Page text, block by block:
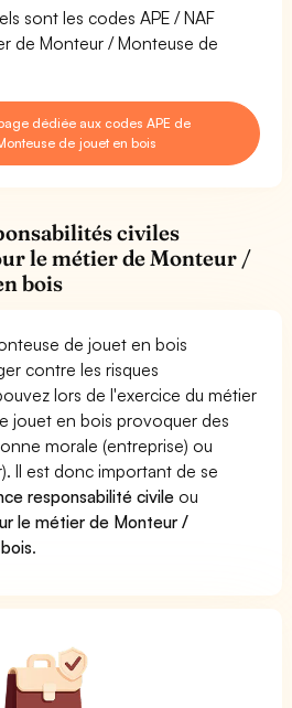
sont les codes APE / NAF
de Monteur / Monteuse de
dédiée aux codes APE de
de jouet en bois
civiles
le métier de Monteur /
bois
de jouet en bois
contre les risques
lors de l'exercice du métier
jouet en bois provoquer des
morale (entreprise) ou
Il est donc important de se
responsabilité civile ou
le métier de Monteur /
.